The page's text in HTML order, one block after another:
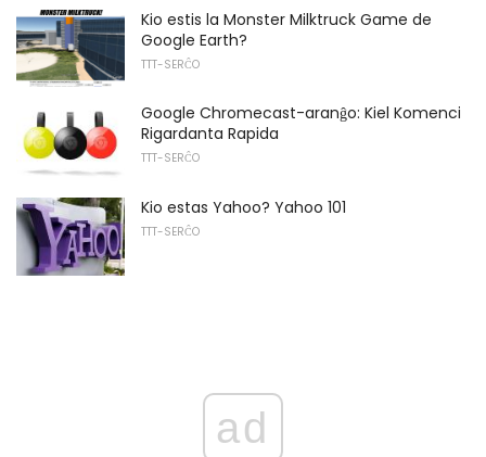
Kio estis la Monster Milktruck Game de
Google Earth?
TTT-SERĈO
Google Chromecast-aranĝo: Kiel Komenci
Rigardanta Rapida
TTT-SERĈO
Kio estas Yahoo? Yahoo 101
TTT-SERĈO
ad